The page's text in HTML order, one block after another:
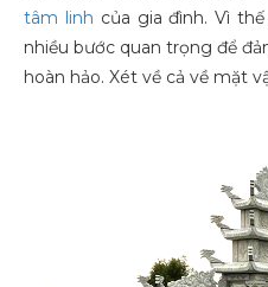
tâm linh của gia đình. Vì
nhiều bước quan trọng để
hoàn hảo. Xét về cả về mặt